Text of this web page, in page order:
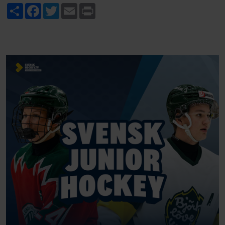
ShareFacebook
TwitterEmail